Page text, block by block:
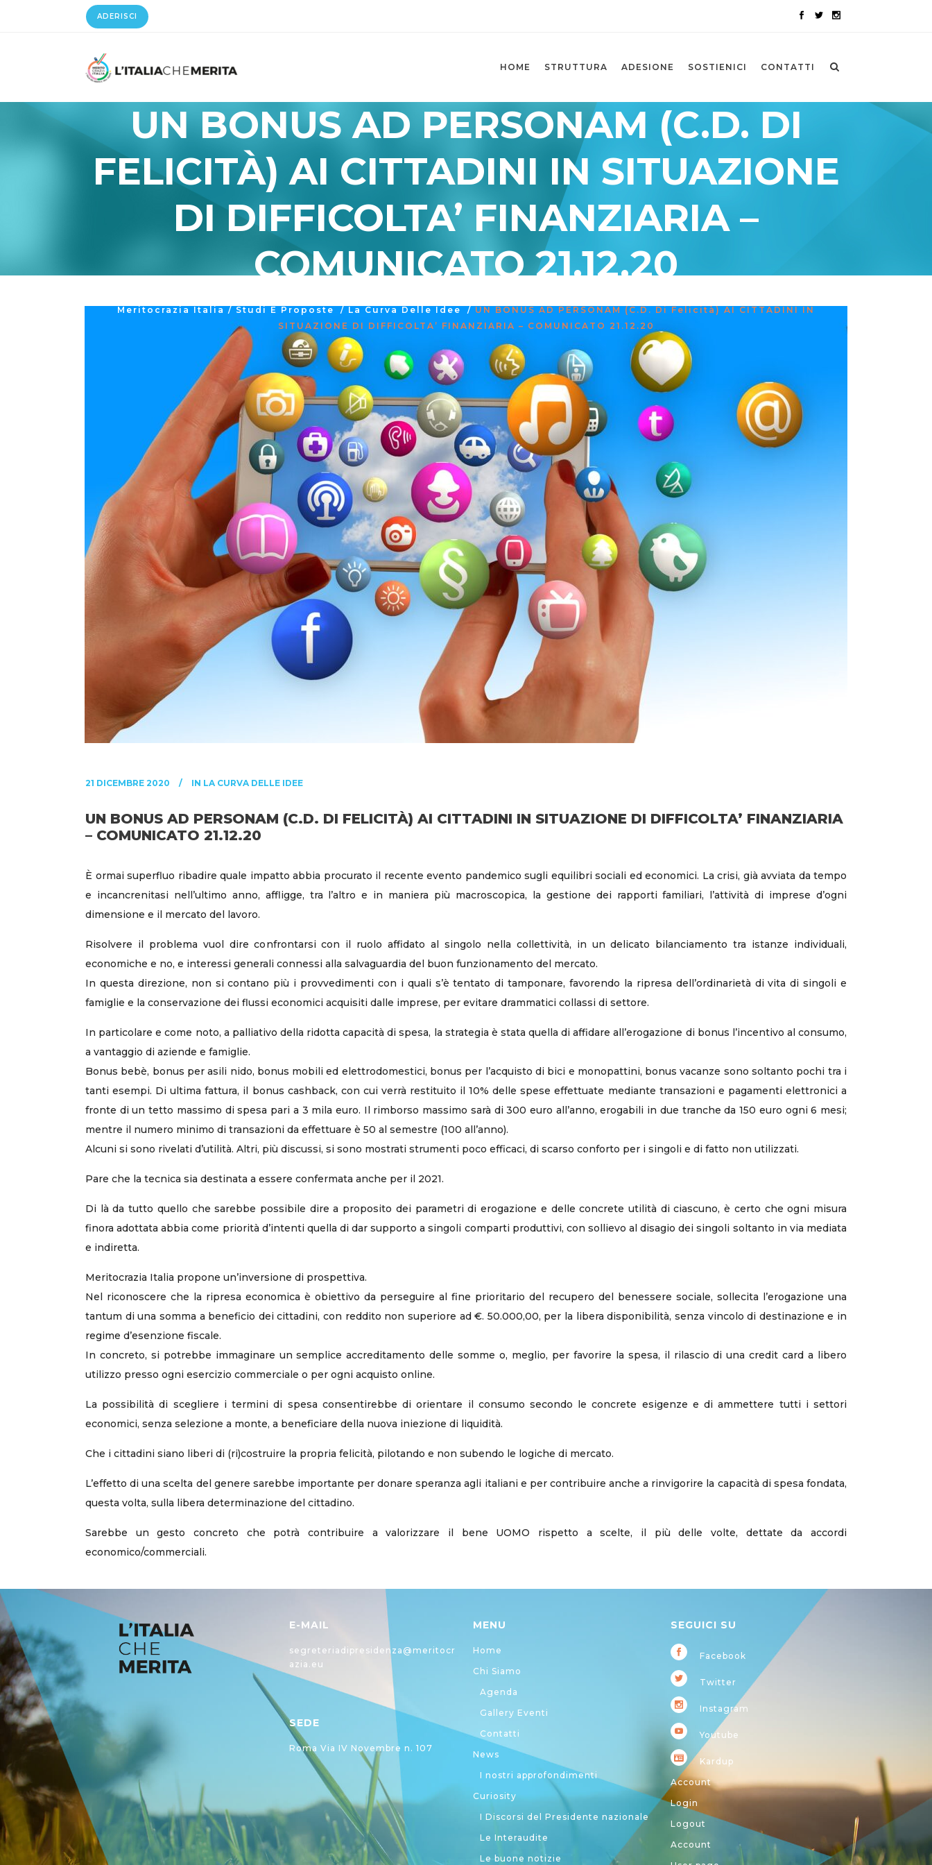
ADERISCI
HOME STRUTTURA ADESIONE SOSTIENICI CONTATTI
UN BONUS AD PERSONAM (C.D. DI
FELICITÀ) AI CITTADINI IN SITUAZIONE
DI DIFFICOLTA’ FINANZIARIA –
COMUNICATO 21.12.20
Meritocrazia Italia / Studi E Proposte / La Curva Delle Idee / UN BONUS AD PERSONAM (c.d. Di Felicità) AI CITTADINI IN
SITUAZIONE DI DIFFICOLTA’ FINANZIARIA – COMUNICATO 21.12.20
21 DICEMBRE 2020 IN LA CURVA DELLE IDEE
UN BONUS AD PERSONAM (C.D. DI FELICITÀ) AI CITTADINI IN SITUAZIONE DI DIFFICOLTA’ FINANZIARIA
– COMUNICATO 21.12.20
È ormai superfluo ribadire quale impatto abbia procurato il recente evento pandemico sugli equilibri sociali ed economici. La crisi, già avviata da tempo
e incancrenitasi nell’ultimo anno, affligge, tra l’altro e in maniera più macroscopica, la gestione dei rapporti familiari, l’attività di imprese d’ogni
dimensione e il mercato del lavoro.
Risolvere il problema vuol dire confrontarsi con il ruolo affidato al singolo nella collettività, in un delicato bilanciamento tra istanze individuali,
economiche e no, e interessi generali connessi alla salvaguardia del buon funzionamento del mercato.
In questa direzione, non si contano più i provvedimenti con i quali s’è tentato di tamponare, favorendo la ripresa dell’ordinarietà di vita di singoli e
famiglie e la conservazione dei flussi economici acquisiti dalle imprese, per evitare drammatici collassi di settore.
In particolare e come noto, a palliativo della ridotta capacità di spesa, la strategia è stata quella di affidare all’erogazione di bonus l’incentivo al consumo,
a vantaggio di aziende e famiglie.
Bonus bebè, bonus per asili nido, bonus mobili ed elettrodomestici, bonus per l’acquisto di bici e monopattini, bonus vacanze sono soltanto pochi tra i
tanti esempi. Di ultima fattura, il bonus cashback, con cui verrà restituito il 10% delle spese effettuate mediante transazioni e pagamenti elettronici a
fronte di un tetto massimo di spesa pari a 3 mila euro. Il rimborso massimo sarà di 300 euro all’anno, erogabili in due tranche da 150 euro ogni 6 mesi;
mentre il numero minimo di transazioni da effettuare è 50 al semestre (100 all’anno).
Alcuni si sono rivelati d’utilità. Altri, più discussi, si sono mostrati strumenti poco efficaci, di scarso conforto per i singoli e di fatto non utilizzati.
Pare che la tecnica sia destinata a essere confermata anche per il 2021.
Di là da tutto quello che sarebbe possibile dire a proposito dei parametri di erogazione e delle concrete utilità di ciascuno, è certo che ogni misura
finora adottata abbia come priorità d’intenti quella di dar supporto a singoli comparti produttivi, con sollievo al disagio dei singoli soltanto in via mediata
e indiretta.
Meritocrazia Italia propone un’inversione di prospettiva.
Nel riconoscere che la ripresa economica è obiettivo da perseguire al fine prioritario del recupero del benessere sociale, sollecita l’erogazione una
tantum di una somma a beneficio dei cittadini, con reddito non superiore ad €. 50.000,00, per la libera disponibilità, senza vincolo di destinazione e in
regime d’esenzione fiscale.
In concreto, si potrebbe immaginare un semplice accreditamento delle somme o, meglio, per favorire la spesa, il rilascio di una credit card a libero
utilizzo presso ogni esercizio commerciale o per ogni acquisto online.
La possibilità di scegliere i termini di spesa consentirebbe di orientare il consumo secondo le concrete esigenze e di ammettere tutti i settori
economici, senza selezione a monte, a beneficiare della nuova iniezione di liquidità.
Che i cittadini siano liberi di (ri)costruire la propria felicità, pilotando e non subendo le logiche di mercato.
L’effetto di una scelta del genere sarebbe importante per donare speranza agli italiani e per contribuire anche a rinvigorire la capacità di spesa fondata,
questa volta, sulla libera determinazione del cittadino.
Sarebbe un gesto concreto che potrà contribuire a valorizzare il bene UOMO rispetto a scelte, il più delle volte, dettate da accordi
economico/commerciali.
E-MAIL
segreteriadipresidenza@meritocr
azia.eu
SEDE
Roma Via IV Novembre n. 107
MENU
Home
Chi Siamo
Agenda
Gallery Eventi
Contatti
News
I nostri approfondimenti
Curiosity
I Discorsi del Presidente nazionale
Le Interaudite
Le buone notizie
SEGUICI SU
Facebook
Twitter
Instagram
Youtube
Kardup
Account
Login
Logout
Account